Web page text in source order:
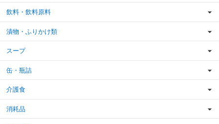
飲料・飲料原料
漬物・ふりかけ類
スープ
缶・瓶詰
介護食
消耗品